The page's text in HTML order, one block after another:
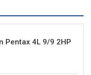
Pentax 4L 9/9 2HP